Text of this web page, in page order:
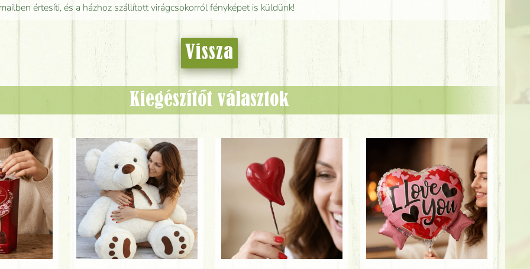
értesíti, és a házhoz szállított virágcsokorról fényképet is küldünk!
Vissza
Kiegészítőt választok